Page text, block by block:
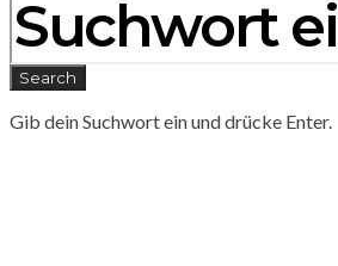
Search
Gib dein Suchwort ein und drücke Enter.